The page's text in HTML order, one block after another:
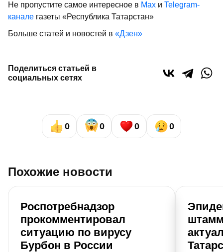
Не пропустите самое интересное в Max и Telegram-
канале газеты «Республика Татарстан»
Больше статей и новостей в «Дзен»
Поделиться статьей в
социальных сетях
0 0 0 0
Похожие новости
Роспотребнадзор
прокомментировал
ситуацию по вирусу
Бурбон в России